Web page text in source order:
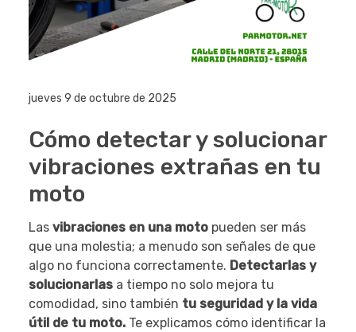
jueves 9 de octubre de 2025
Cómo detectar y solucionar
vibraciones extrañas en tu
moto
Las vibraciones en una moto pueden ser más
que una molestia; a menudo son señales de que
algo no funciona correctamente. Detectarlas y
solucionarlas a tiempo no solo mejora tu
comodidad, sino también tu seguridad y la vida
útil de tu moto. Te explicamos cómo identificar la